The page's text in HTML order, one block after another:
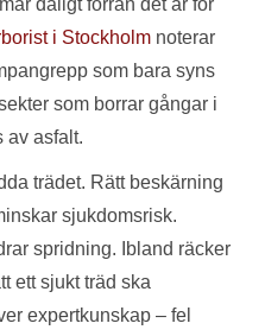
i Stockholm noterar
som bara syns
som borrar gångar i
av asfalt.
trädet. Rätt beskärning
sjukdomsrisk.
spridning. Ibland räcker
ett sjukt träd ska
expertkunskap – fel